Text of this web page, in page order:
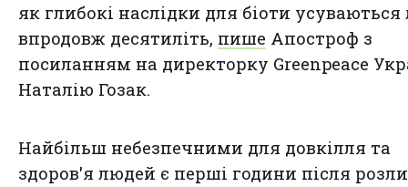
як глибокі наслідки для біоти
впродовж десятиліть, пише Апостроф з
посиланням на директорку Greenpeace
Наталію Гозак.
Найбільш небезпечними для довкілля та
здоров'я людей є перші години після